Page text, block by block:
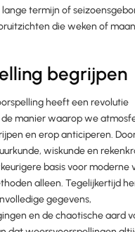
termijn of
die weken of
begrijpen
heeft een revolutie
manier waarop we
en erop anticiperen.
wiskunde en
basis voor moderne
alleen. Tegelijkertijd
gegevens,
en de chaotische aard